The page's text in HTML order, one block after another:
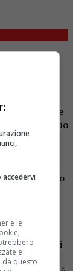
Google
di vedere
a questo suo
con i loro
e diretto
(la
Immaginari
Vince
e le
e
da questo